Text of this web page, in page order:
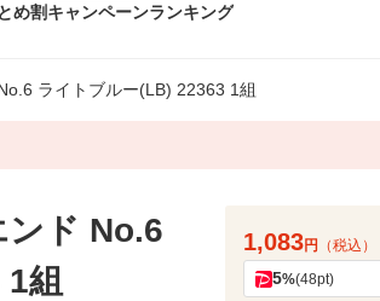
め割キャンペーンランキング
ライトブルー(LB) 22363 1組
ンド No.6
組
1,083円 （税込）
5%(48pt)